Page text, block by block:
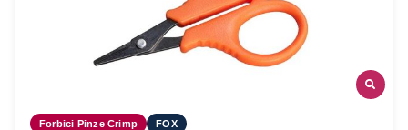
Forbici Pinze Crimp FOX